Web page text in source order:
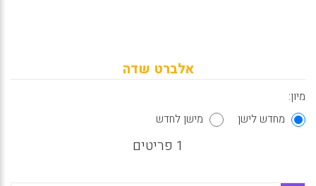
אלברט שדה
מיון:
מחדש לישן
מישן לחדש
1 פריטים